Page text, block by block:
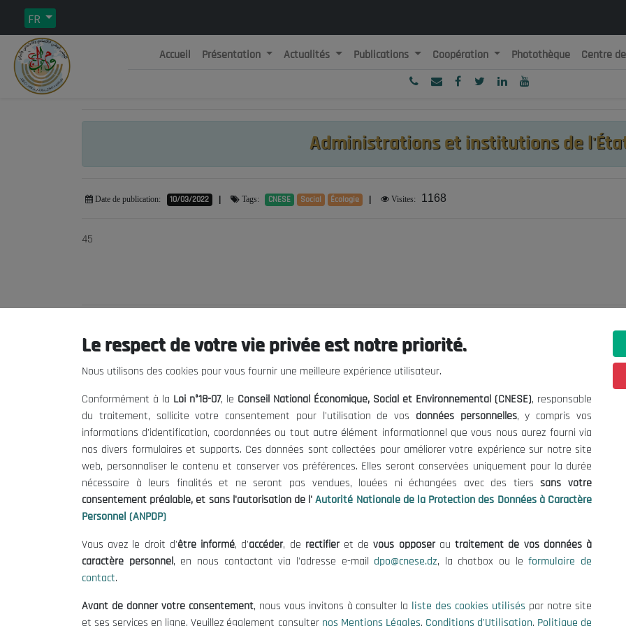
FR
République Algérienne Démocratique et Populaire
Accueil Présentation Actualités Publications Coopération Photothèque Centre
Administrations et institutions de
Date de publication: 10/03/2022 Tags: CNESE Social Écologie Visites: 1168
45
Le CNESE
Le président
Organisation
Publications
Informations utiles
Mentions Légales
Conditions d'Utilisation
Politique de Protection des Données
Politique des Cookies
contact@cnese.dz
Suggestions ou Initiatives ?
Newsletter
Inscrivez-vous, soyez le premier à
nos dernières nouvelles.
Suivez-Nous!
© 2026 Conseil National Économique, Social et Environnemental
Le respect de votre vie privée est notre priorité.
Nous utilisons des cookies pour vous fournir une meilleure expérience utilisateur.
Conformément à la Loi n°18-07, le Conseil National Économique, Social et Environnemental (CNESE), responsable
du traitement, sollicite votre consentement pour l'utilisation de vos données personnelles, y compris vos
informations d'identification, coordonnées ou tout autre élément informationnel que vous nous aurez fourni via
nos divers formulaires et supports. Ces données sont collectées pour améliorer votre expérience sur notre site
web, personnaliser le contenu et conserver vos préférences. Elles seront conservées uniquement pour la durée
nécessaire à leurs finalités et ne seront pas vendues, louées ni échangées avec des tierssans votre
consentement préalable, et sans l'autorisation de l' Autorité Nationale de la Protection des Données à Caractère
Personnel (ANPDP)
Vous avez le droit d'être informé, d'accéder, de rectifieret devous opposerautraitement de vos données à
caractère personnel, en nous contactant via l'adresse e-mail dpo@cnese.dz, la chatbox ou leformulaire de
contact.
Avant de donner votre consentement, nous vous invitons à consulter la liste des cookies utilisés par notre site
et ses services en ligne. Veuillez également consulter nos Mentions Légales, Conditions d'Utilisation, Politique de